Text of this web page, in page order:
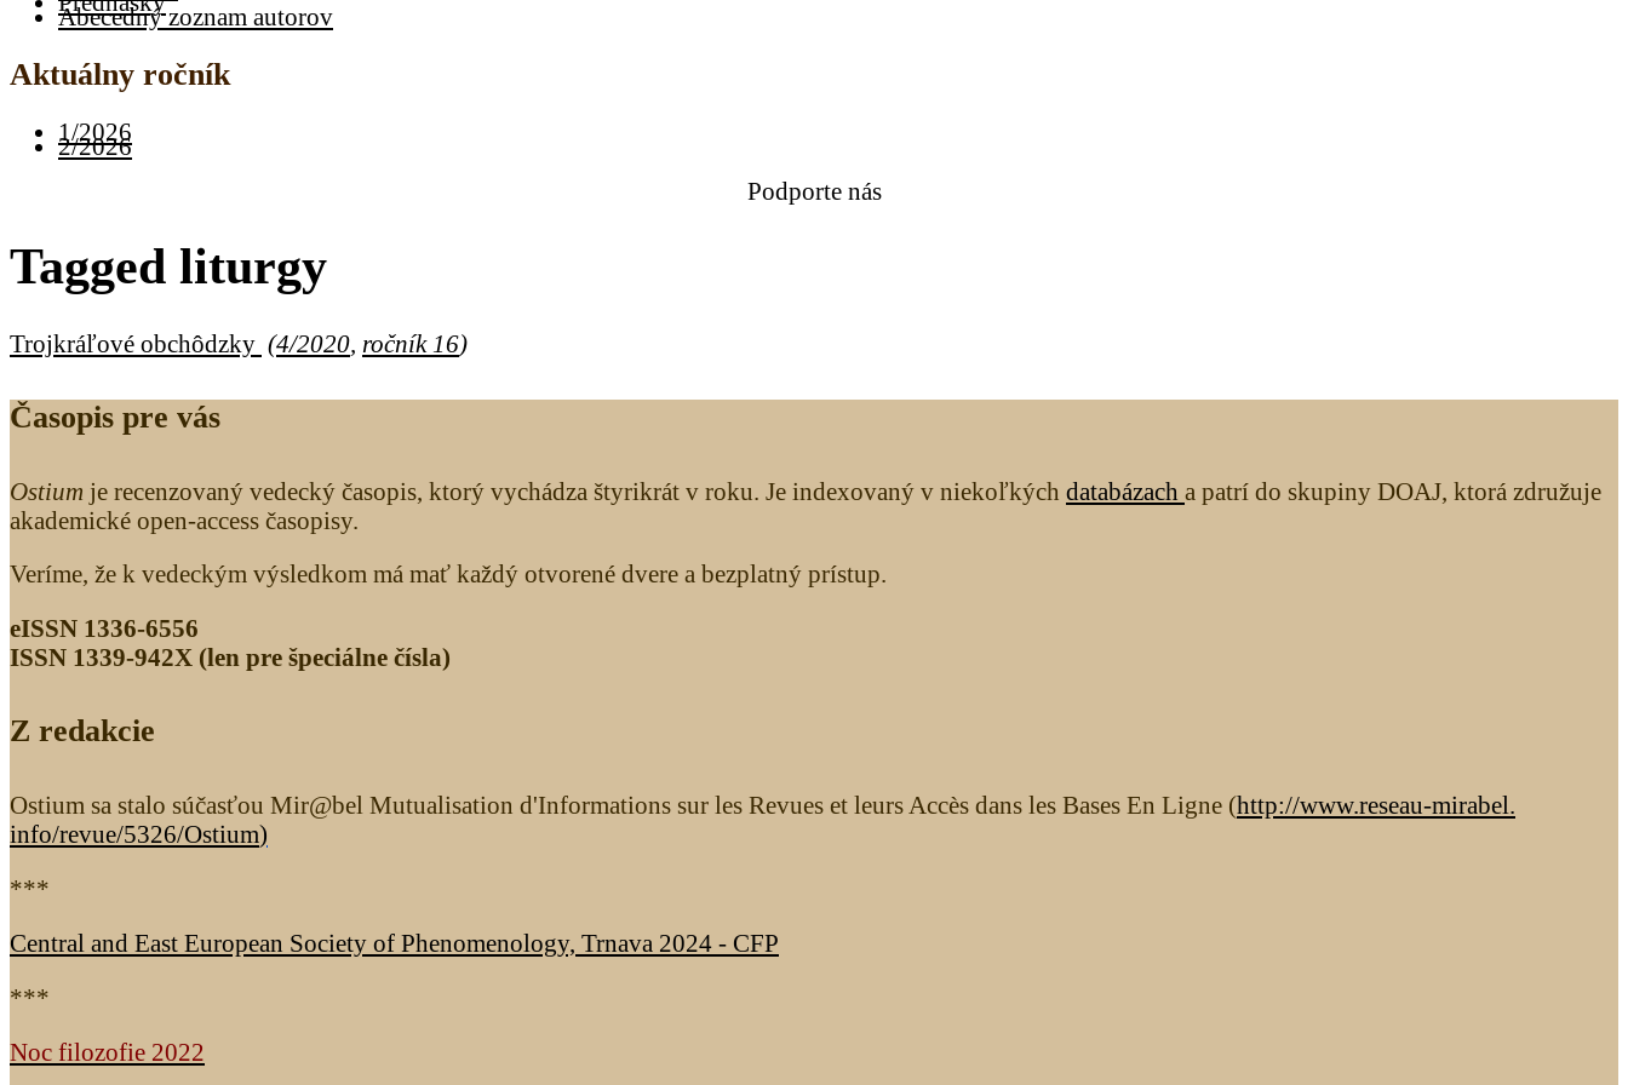
Abecedný zoznam autorov
Aktuálny ročník
1/2026
2/2026
Podporte nás
Tagged liturgy
Trojkráľové obchôdzky (4/2020 ročník 16)
Časopis pre vás
Ostium je recenzovaný vedecký časopis, ktorý vychádza štyrikrát v roku. Je indexovaný v niekoľkých databázach a patrí do skupiny DOAJ, ktorá združuje
akademické open-access časopisy.
Veríme, že k vedeckým výsledkom má mať každý otvorené dvere a bezplatný prístup.
eISSN 1336-6556
ISSN 1339­-942X (len pre špeciálne čísla)
Z redakcie
Ostium sa stalo súčasťou Mir@bel Mutualisation d'Informations sur les Revues et leurs Accès dans les Bases En Ligne (http://www.reseau-mirabel.
info/revue/5326/Ostium)
***
Central and East European Society of Phenomenology, Trnava 2024 - CFP
***
Noc filozofie 2022